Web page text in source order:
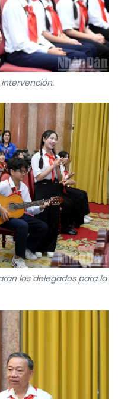
los delegados para la